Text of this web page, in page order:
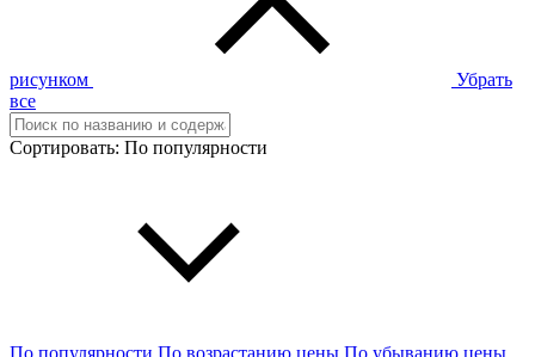
рисунком
Убрать
все
Сортировать: По популярности
По популярности По возрастанию цены По убыванию цены